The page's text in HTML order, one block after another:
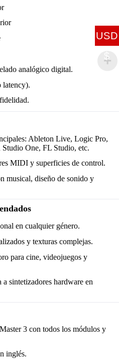
analógico digital.
latency).
Ableton Live, Logic Pro,
Studio One, FL Studio, etc.
MIDI y superficies de control.
musical, diseño de sonido y
en cualquier género.
y texturas complejas.
para cine, videojuegos y
sintetizadores hardware en
3 con todos los módulos y
inglés.
USD
$